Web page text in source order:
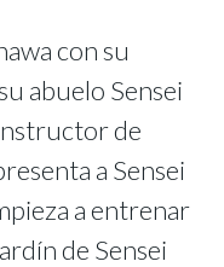
con su
abuelo Sensei
de
a Sensei
a entrenar
de Sensei